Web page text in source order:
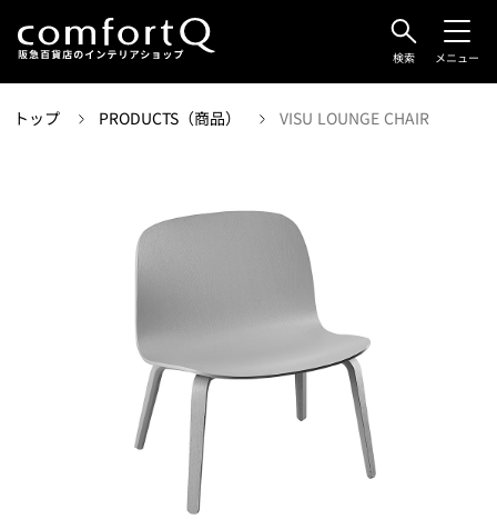
検索 メニュー
トップ PRODUCTS（商品） VISU LOUNGE CHAIR